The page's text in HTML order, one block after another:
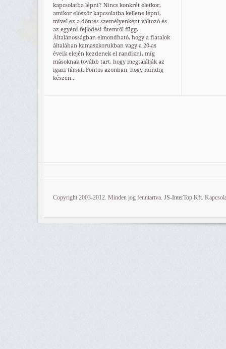
kapcsolatba lépni? Nincs konkrét életkor,
amikor először kapcsolatba kellene lépni,
mivel ez a döntés személyenként változó és
az egyéni fejlődési ütemtől függ.
Általánosságban elmondható, hogy a fiatalok
általában kamaszkorukban vagy a 20-as
éveik elején kezdenek el randizni, míg
másoknak tovább tart, hogy megtalálják az
igazi társat. Fontos azonban, hogy mindig
készen...
Copyright 2003-2012. Minden jog fenntartva. JS-InterTop Kft.